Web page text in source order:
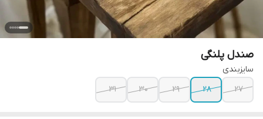
صندل پلنگی
سایزبندی
27
28
29
30
31